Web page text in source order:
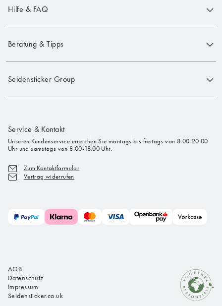
Hilfe & FAQ
Beratung & Tipps
Seidensticker Group
Service & Kontakt
Unseren Kundenservice erreichen Sie montags bis freitags von 8.00-20.00
Uhr und samstags von 8.00-18.00 Uhr.
Zum Kontaktformular
Vertrag widerrufen
AGB
Datenschutz
Impressum
Seidensticker.co.uk